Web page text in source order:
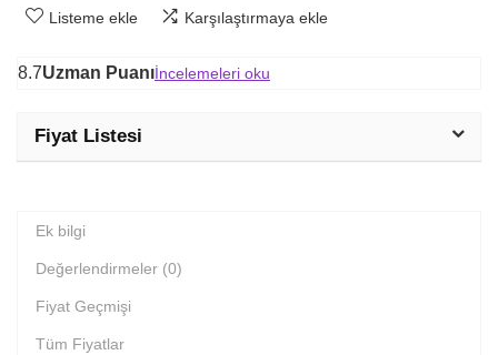
Listeme ekle Karşılaştırmaya ekle
8.7Uzman Puanıİncelemeleri oku
Fiyat Listesi
Ek bilgi
Değerlendirmeler (0)
Fiyat Geçmişi
Tüm Fiyatlar